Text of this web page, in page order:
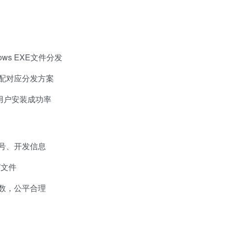
EXE文件分发
对应分发方案
户安装成功率
、开发信息
件
，公平合理